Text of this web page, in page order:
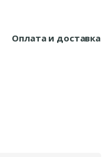
Оплата и доставка